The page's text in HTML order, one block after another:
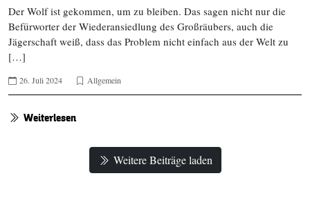
Der Wolf ist gekommen, um zu bleiben. Das sagen nicht nur die
Befürworter der Wiederansiedlung des Großräubers, auch die
Jägerschaft weiß, dass das Problem nicht einfach aus der Welt zu
[…]
26. Juli 2024 Allgemein
Weiterlesen
Weitere Beiträge laden